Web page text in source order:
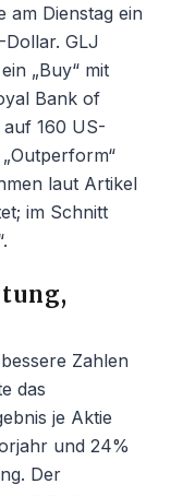
am Dienstag ein
Dollar. GLJ
„Buy“ mit
Bank of
160 US-
laut Artikel
im Schnitt
Zahlen
das
je Aktie
und 24%
Der